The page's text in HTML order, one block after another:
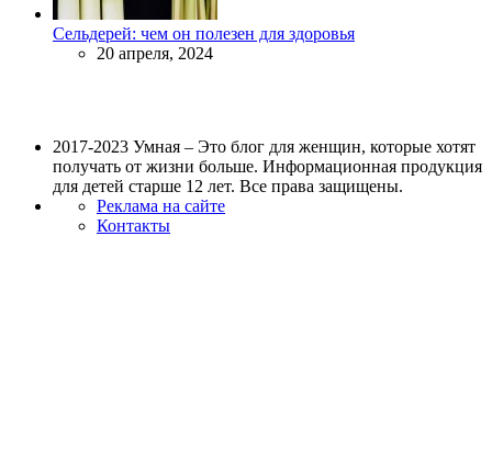
Сельдерей: чем он полезен для здоровья
20 апреля, 2024
2017-2023 Умная – Это блог для женщин, которые хотят
получать от жизни больше. Информационная продукция
для детей старше 12 лет. Все права защищены.
Реклама на сайте
Контакты